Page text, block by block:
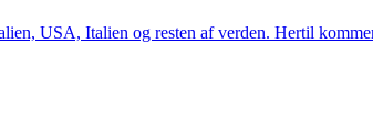
USA, Italien og resten af verden. Hertil